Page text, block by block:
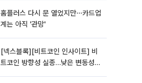
홈플러스 다시 문 열었지만⋯카드업
계는 아직 '관망'
[넥스블록][비트코인 인사이트] 비
트코인 방향성 실종…낮은 변동성에